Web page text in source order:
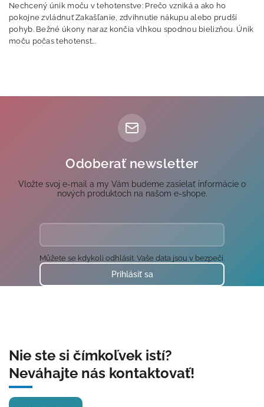
Nechcený únik moču v tehotenstve: Prečo vzniká a ako ho
pokojne zvládnuť Zakašľanie, zdvihnutie nákupu alebo prudší
pohyb. Bežné úkony naraz končia vlhkou spodnou bielizňou. Únik
moču počas tehotenst...
Odoberať newsletter
Vložte svoj e-mail a my Vám budeme zasielať informácie o
nových produktoch na našom e-shope.
Můžete se kdykoli odhlásit. Vaše data jsou v bezpečí.
Prihlásiť sa
Nie ste si čímkoľvek istí?
Neváhajte nás kontaktovať!